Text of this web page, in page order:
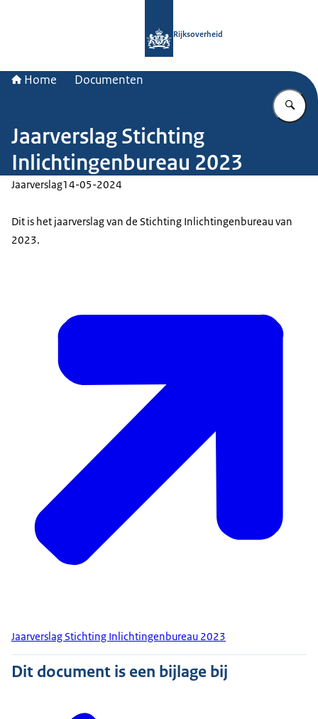
Rijksoverheid
Home Documenten
Jaarverslag Stichting
Inlichtingenbureau 2023
Jaarverslag14-05-2024
Dit is het jaarverslag van de Stichting Inlichtingenbureau van
2023.
Jaarverslag Stichting Inlichtingenbureau 2023
Dit document is een bijlage bij